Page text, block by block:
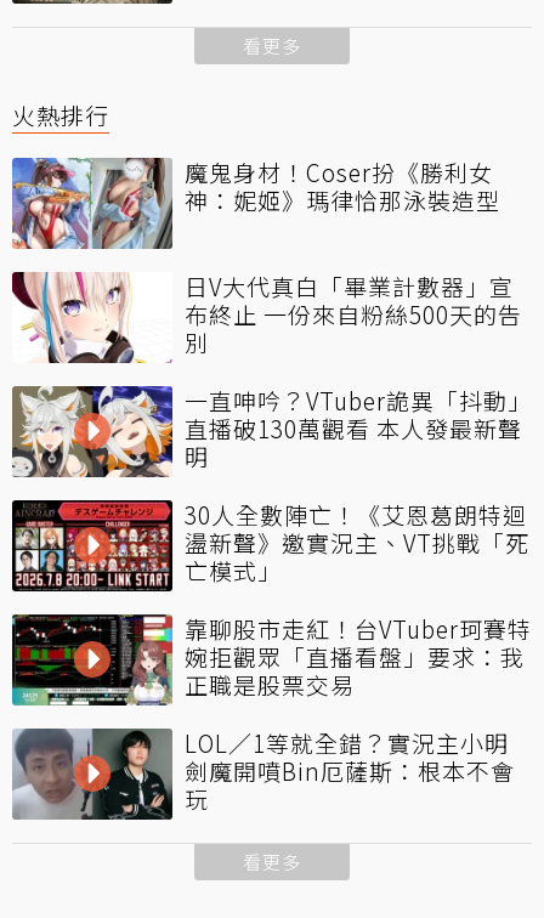
看更多
火熱排行
魔鬼身材！Coser扮《勝利女
神：妮姬》瑪律恰那泳裝造型
日V大代真白「畢業計數器」宣
布終止 一份來自粉絲500天的告
別
一直呻吟？VTuber詭異「抖動」
直播破130萬觀看 本人發最新聲
明
30人全數陣亡！《艾恩葛朗特迴
盪新聲》邀實況主、VT挑戰「死
亡模式」
靠聊股市走紅！台VTuber珂賽特
婉拒觀眾「直播看盤」要求：我
正職是股票交易
LOL／1等就全錯？實況主小明
劍魔開噴Bin厄薩斯：根本不會
玩
看更多